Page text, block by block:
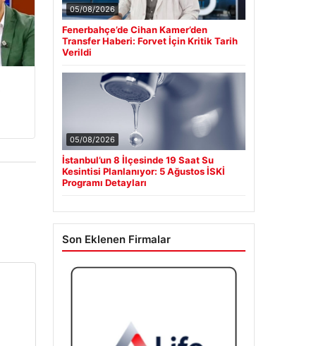
05/08/2026
Fenerbahçe’de Cihan Kamer’den
Transfer Haberi: Forvet İçin Kritik Tarih
Verildi
05/08/2026
İstanbul’un 8 İlçesinde 19 Saat Su
Kesintisi Planlanıyor: 5 Ağustos İSKİ
Programı Detayları
Son Eklenen Firmalar